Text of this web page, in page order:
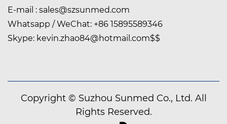
E-mail : sales@szsunmed.com
Whatsapp / WeChat: +86 15895589346
Skype: kevin.zhao84@hotmail.com$$
Copyright © Suzhou Sunmed Co., Ltd. All
Rights Reserved.